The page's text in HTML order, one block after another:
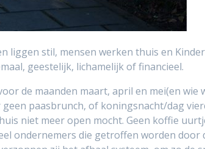
liggen stil, mensen werken thuis en
geestelijk, lichamelijk of financieel.
de maanden maart, april en mei(en wie
paasbrunch, of koningsnacht/dag
niet meer open mocht. Geen koffie
ondernemers die getroffen worden door